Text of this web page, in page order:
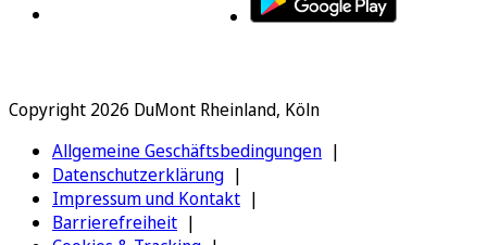
Copyright 2026 DuMont Rheinland, Köln
Allgemeine Geschäftsbedingungen
Datenschutzerklärung
Impressum und Kontakt
Barrierefreiheit